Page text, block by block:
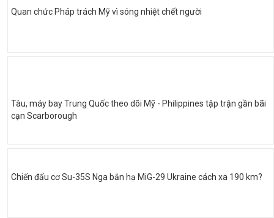
Quan chức Pháp trách Mỹ vì sóng nhiệt chết người
Tàu, máy bay Trung Quốc theo dõi Mỹ - Philippines tập trận gần bãi
cạn Scarborough
Chiến đấu cơ Su-35S Nga bắn hạ MiG-29 Ukraine cách xa 190 km?